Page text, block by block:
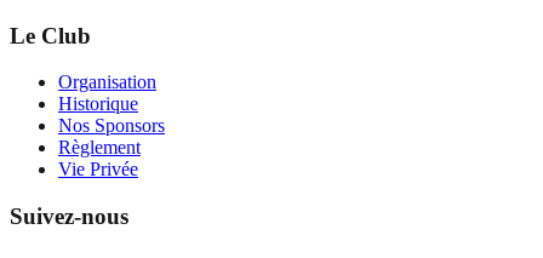
Le Club
Organisation
Historique
Nos Sponsors
Règlement
Vie Privée
Suivez-nous